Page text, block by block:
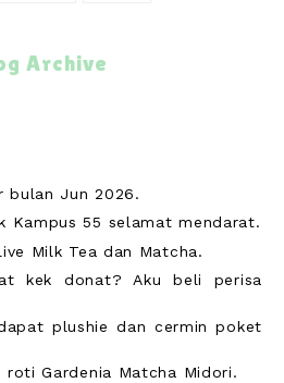
Archive
bulan Jun 2026.
Kampus 55 selamat mendarat.
Milk Tea dan Matcha.
kek donat? Aku beli perisa
plushie dan cermin poket
roti Gardenia Matcha Midori.